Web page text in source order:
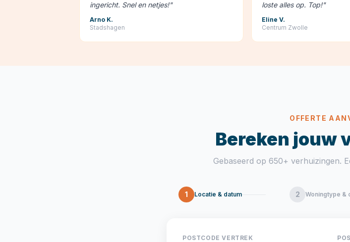
ingericht. Snel en netjes!"
Arno K.
Stadshagen
loste alles op. Top!"
Eline V.
Centrum Zwolle
OFFERTE
Bereken jouw
Gebaseerd op 650+ verhuizingen.
1 Locatie & datum 2 Woningtype &
POSTCODE VERTREK